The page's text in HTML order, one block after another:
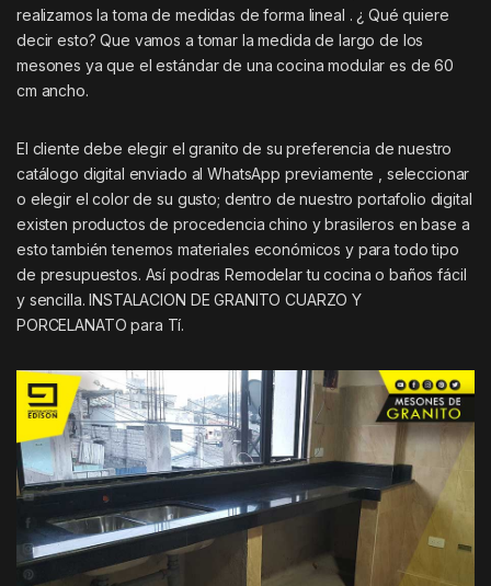
realizamos la toma de medidas de forma lineal . ¿ Qué quiere
decir esto? Que vamos a tomar la medida de largo de los
mesones ya que el estándar de una cocina modular es de 60
cm ancho.
El cliente debe elegir el granito de su preferencia de nuestro
catálogo digital enviado al WhatsApp previamente , seleccionar
o elegir el color de su gusto; dentro de nuestro portafolio digital
existen productos de procedencia chino y brasileros en base a
esto también tenemos materiales económicos y para todo tipo
de presupuestos. Así podras Remodelar tu cocina o baños fácil
y sencilla. INSTALACION DE GRANITO CUARZO Y
PORCELANATO para Tí.